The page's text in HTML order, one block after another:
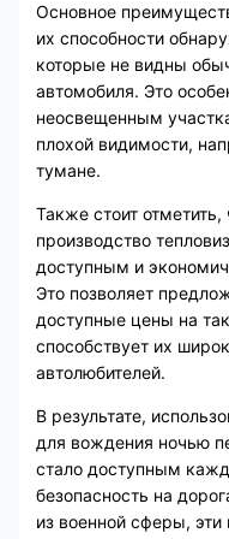
Основное
их способности
которые не видны
автомобиля. Это
неосвещенным
плохой видимости,
тумане.
Также стоит отметить,
производство
доступным и
Это позволяет
доступные цены на
способствует их
автолюбителей.
В результате,
для вождения ночью
стало доступным
безопасность на
из военной сферы,